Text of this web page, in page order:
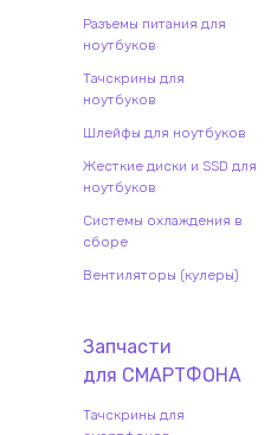
Разъемы питания для
ноутбуков
Тачскрины для
ноутбуков
Шлейфы для ноутбуков
Жесткие диски и SSD для
ноутбуков
Системы охлаждения в
сборе
Вентиляторы (кулеры)
Запчасти
для СМАРТФОНА
Тачскрины для